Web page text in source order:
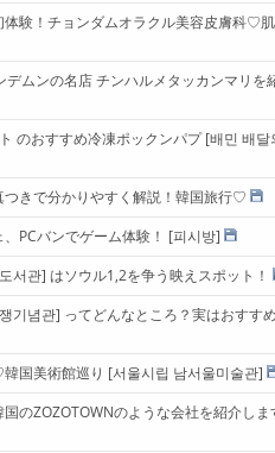
験！チョンダムオラクル美容皮膚科♡
ムンの名店 チンハルメタッカンマリを
のおすすめ冷凍ポックンパプ [배민 배달
つきで分かりやすく解説！韓国旅行♡
PCバンでゲーム体験！ [피시방]
서관] はソウル1,2を争う映えスポット！
기념관] ってどんなところ？実はおすす
国美術館巡り [서울시립 남서울미술관]
国のZOZOTOWNのような会社を紹介しま